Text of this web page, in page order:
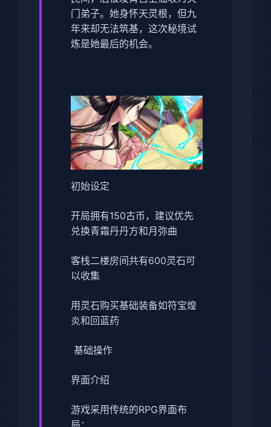
门弟子。她身怀天灵根，但九
年来却无法筑基，这次秘境试
炼是她最后的机会。
初始设定
开局拥有150古币，建议优先
兑换青霜丹丹方和月弥曲
客栈二楼房间共有600灵石可
以收集
用灵石购买基础装备如符宝煌
炎和回蓝药
基础操作
界面介绍
游戏采用传统的RPG界面布